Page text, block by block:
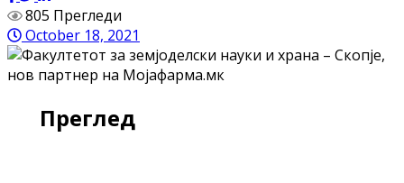
805 Прегледи
October 18, 2021
Преглед